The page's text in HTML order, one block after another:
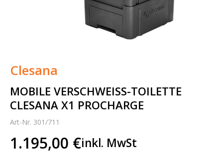
Clesana
MOBILE VERSCHWEISS-TOILETTE C
LESANA X1 PROCHARGE
Art-Nr. 301/711
1.195,00 €inkl. MwSt